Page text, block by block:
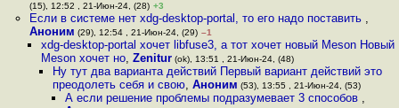
(15), 12:52 , 21-Июн-24, (28) +3
Если в системе нет xdg-desktop-portal, то его надо поставить ,
Аноним (29), 12:54 , 21-Июн-24, (29) –1
xdg-desktop-portal хочет libfuse3, а тот хочет новый Meson Новый
Meson хочет но, Zenitur(ok), 13:51 , 21-Июн-24, (48)
Ну тут два варианта действий Первый вариант действий это
преодолеть себя и свою,Аноним (53), 13:55 , 21-Июн-24, (53)
А если решение проблемы подразумевает 3 способов ,